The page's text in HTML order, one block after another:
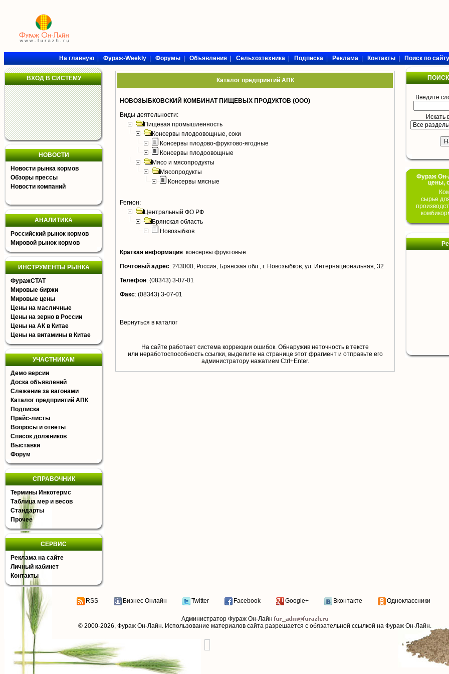
На главную|Фураж-Weekly|Форумы|Объявления|Сельхозтехника|Подписка|Реклама|Контакты|Поиск по сайту
ВХОД В СИСТЕМУ
НОВОСТИ
Новости рынка кормов
Обзоры прессы
Новости компаний
АНАЛИТИКА
Российский рынок кормов
Мировой рынок кормов
ИНСТРУМЕНТЫ РЫНКА
ФуражСТАТ
Мировые биржи
Мировые цены
Цены на масличные
Цены на зерно в России
Цены на АК в Китае
Цены на витамины в Китае
УЧАСТНИКАМ
Демо версии
Доска объявлений
Слежение за вагонами
Каталог предприятий АПК
Подписка
Прайс-листы
Вопросы и ответы
Список должников
Выставки
Форум
СПРАВОЧНИК
Термины Инкотермс
Таблица мер и весов
Стандарты
Прочее
СЕРВИС
Реклама на сайте
Личный кабинет
Контакты
Каталог предприятий АПК
НОВОЗЫБКОВСКИЙ КОМБИНАТ ПИЩЕВЫХ ПРОДУКТОВ (ООО)
Виды деятельности:
Пищевая промышленность
Консервы плодоовощные, соки
Консервы плодово-фруктово-ягодные
Консервы плодоовощные
Мясо и мясопродукты
Мясопродукты
Консервы мясные
Регион:
Центральный ФО РФ
Брянская область
Новозыбков
Краткая информация: консервы фруктовые
Почтовый адрес: 243000, Россия, Брянская обл., г. Новозыбков, ул. Интернациональная, 32
Телефон: (08343) 3-07-01
Факс: (08343) 3-07-01
Вернуться в каталог
На сайте работает система коррекции ошибок. Обнаружив неточность в тексте
или неработоспособность ссылки, выделите на странице этот фрагмент и отправьте его
aдминистратору нажатием Ctrl+Enter.
Введите
Искать
Фураж Он-
цены,
сырье
RSS Бизнес Онлайн Twitter Facebook Google+ Вконтакте Одноклассники
Администратор Фураж Он-Лайн
© 2000-2026, Фураж Он-Лайн. Использование материалов сайта разрешается с обязательной ссылкой на Фураж Он-Лайн.